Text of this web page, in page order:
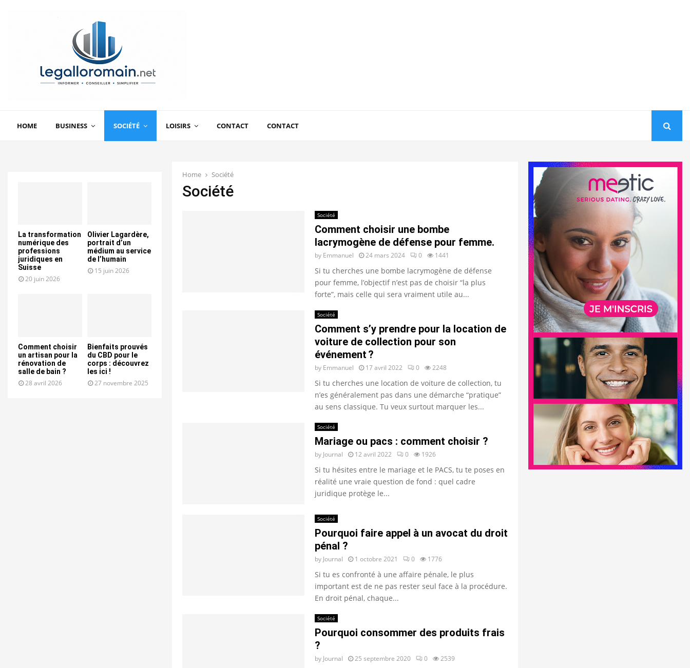
HOME BUSINESS SOCIÉTÉ LOISIRS CONTACT CONTACT
Home Société
Société
Société
Comment choisir une bombe
lacrymogène de défense pour femme.
by Emmanuel 24 mars 2024 0 1441
Si tu cherches une bombe lacrymogène de défense
pour femme, l’objectif n’est pas de choisir “la plus
forte”, mais celle qui sera vraiment utile au...
Société
Comment s’y prendre pour la location de
voiture de collection pour son
événement ?
by Emmanuel 17 avril 2022 0 2248
Si tu cherches une location de voiture de collection, tu
n’es généralement pas dans une démarche “pratique”
au sens classique. Tu veux surtout marquer les...
Société
Mariage ou pacs : comment choisir ?
by Journal 12 avril 2022 0 1926
Si tu hésites entre le mariage et le PACS, tu te poses en
réalité une vraie question de fond : quel cadre
juridique protège le...
Société
Pourquoi faire appel à un avocat du droit
pénal ?
by Journal 1 octobre 2021 0 1776
Si tu es confronté à une affaire pénale, le plus
important est de ne pas rester seul face à la procédure.
En droit pénal, chaque...
Société
Pourquoi consommer des produits frais
?
by Journal 25 septembre 2020 0 2539
La transformation
numérique des
professions
juridiques en
Suisse
20 juin 2026
Olivier Lagardère,
portrait d’un
médium au service
de l’humain
15 juin 2026
Comment choisir
un artisan pour la
rénovation de
salle de bain ?
28 avril 2026
Bienfaits prouvés
du CBD pour le
corps : découvrez
les ici !
27 novembre 2025